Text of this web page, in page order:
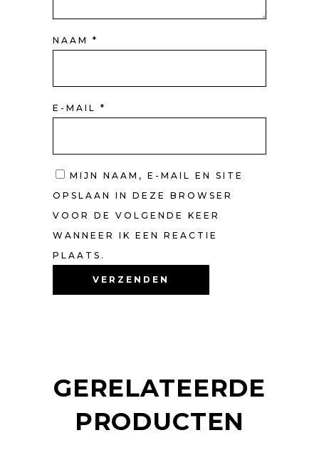
NAAM *
E-MAIL *
MIJN NAAM, E-MAIL EN SITE
OPSLAAN IN DEZE BROWSER
VOOR DE VOLGENDE KEER
WANNEER IK EEN REACTIE
PLAATS.
GERELATEERDE
PRODUCTEN